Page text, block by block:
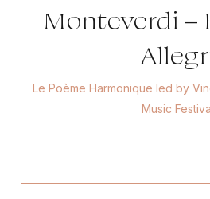
Monteverdi –
Le Poème Harmonique led by
Music